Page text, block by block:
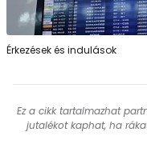
Érkezések és indulások
Ez a cikk tartalmazhat
jutalékot kaphat, ha